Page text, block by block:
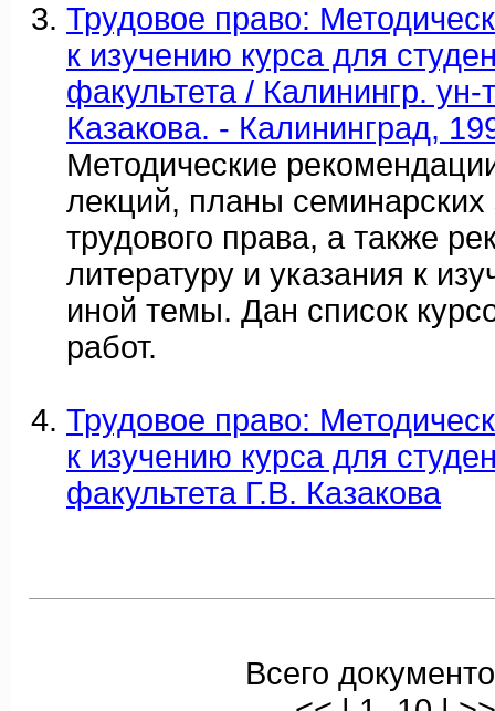
Трудовое право:
к изучению курса для
факультета / Калинингр. ун-
Казакова. - Калининград,
Методические
лекций, планы семинарских
трудового права, а также
литературу и указания к
иной темы. Дан список
работ.
Трудовое право:
к изучению курса для
факультета Г.В. Казакова
Всего